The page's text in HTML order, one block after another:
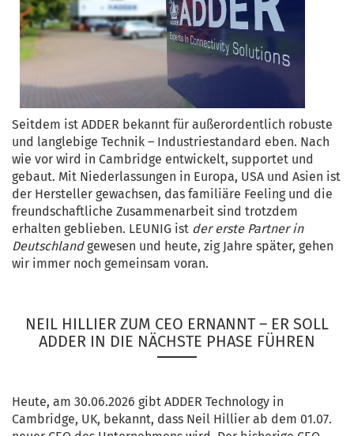
Seitdem ist ADDER bekannt für außerordentlich robuste
und langlebige Technik – Industriestandard eben. Nach
wie vor wird in Cambridge entwickelt, supportet und
gebaut. Mit Niederlassungen in Europa, USA und Asien ist
der Hersteller gewachsen, das familiäre Feeling und die
freundschaftliche Zusammenarbeit sind trotzdem
erhalten geblieben. LEUNIG ist der erste Partner in
Deutschlandgewesen und heute, zig Jahre später, gehen
wir immer noch gemeinsam voran.
NEIL HILLIER ZUM CEO ERNANNT – ER SOLL
ADDER IN DIE NÄCHSTE PHASE FÜHREN
Heute, am 30.06.2026 gibt ADDER Technology in
Cambridge, UK, bekannt, dass Neil Hillier ab dem 01.07.